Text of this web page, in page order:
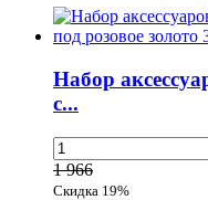
Набор
с...
1 966
Скидка 19%